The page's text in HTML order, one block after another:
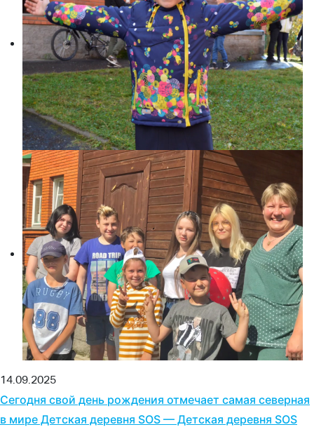
14.09.2025
Сегодня свой день рождения отмечает самая северная
в мире Детская деревня SOS — Детская деревня SOS